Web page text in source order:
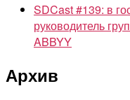
SDCast #139: в
руководитель
ABBYY
Архив